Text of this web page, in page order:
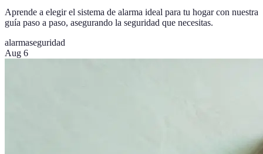
Aprende a elegir el sistema de alarma ideal para tu hogar con nuestra
guía paso a paso, asegurando la seguridad que necesitas.
alarmaseguridad
Aug 6